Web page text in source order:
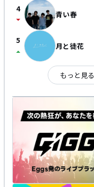
4
arrow_drop_down 青い春
5
arrow_drop_up 月と徒花
もっと見る